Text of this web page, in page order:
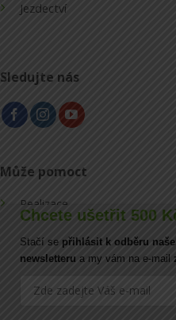
Jezdectví
Sledujte nás
Může pomoct
Realizace
Konfigurátor
Blog
Kontakt
Chcete ušetřit 500
Stačí se přihlásit k odběru
newsletteru a my vám na e-mail